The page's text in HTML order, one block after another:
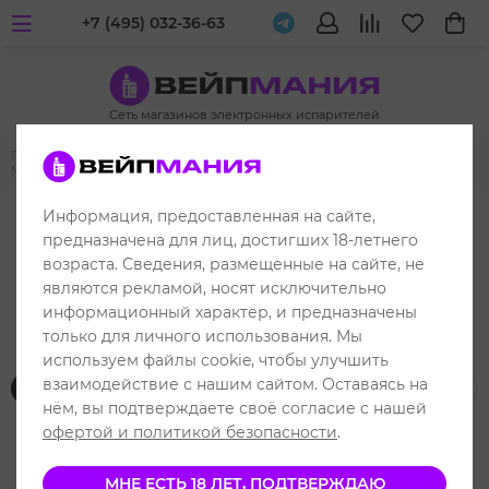
Сеть магазинов электронных испарителей
+7 (495) 032-36-63
Главная
Жидкости для вейпа и электронных испарителей
MAXWELLS
MAXWELLS HYBRID
MAXWELLS HYBRID
Фильтр товаров
Информация, предоставленная на сайте,
предназначена для лиц, достигших 18-летнего
возраста. Сведения, размещенные на сайте, не
являются рекламой, носят исключительно
информационный характер, и предназначены
только для личного использования. Мы
используем файлы cookie, чтобы улучшить
взаимодействие с нашим сайтом. Оставаясь на
нём, вы подтверждаете своё согласие с нашей
офертой и политикой безопасности.
МНЕ ЕСТЬ 18 ЛЕТ, ПОДТВЕРЖДАЮ